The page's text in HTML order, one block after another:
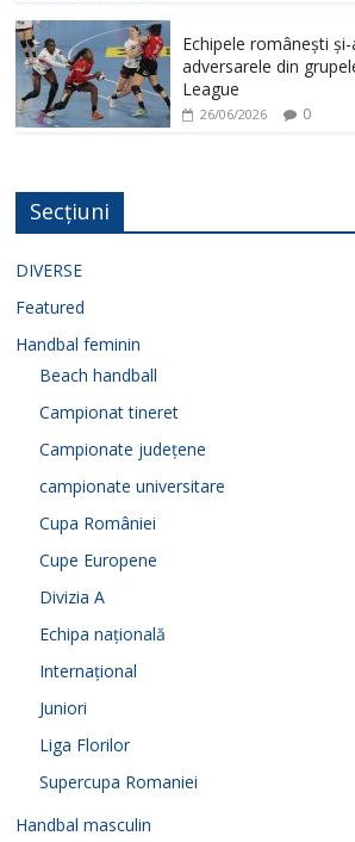
Echipele românești
adversarele din
League
26/06/2026 0
Secțiuni
DIVERSE
Featured
Handbal feminin
Beach handball
Campionat tineret
Campionate județene
campionate universitare
Cupa României
Cupe Europene
Divizia A
Echipa națională
Internațional
Juniori
Liga Florilor
Supercupa Romaniei
Handbal masculin